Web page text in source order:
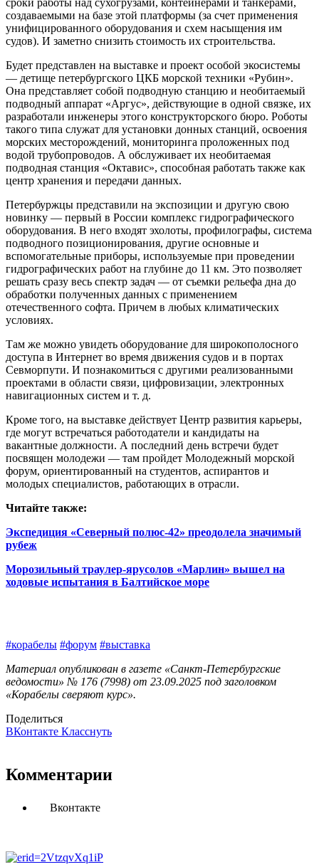
сроки работы над сухогрузами, контейнерами и танкерами,
создаваемыми на базе этой платформы (за счет применения
унифицированного оборудования и схем насыщения им
судов). И заметно снизить стоимость их строительства.
Будет представлен на выставке и проект особой экосистемы
— детище петербургского ЦКБ морской техники «Рубин».
Она представляет собой подводную станцию и необитаемый
подводный аппарат «Аргус», действующие в одной связке, их
разработали инженеры этого конструкторского бюро. Роботы
такого типа служат для установки донных станций, освоения
морских месторождений, мониторинга проложенных под
водой трубопроводов. А обслуживает их необитаемая
подводная станция «Октавис», способная работать также как
центр хранения и передачи данных.
Петербуржцы представили на экспозиции и другую свою
новинку — первый в России комплекс гидрографического
оборудования. В него входят эхолоты, профилографы, система
подвод­ного позиционирования, другие основные и
вспомогательные приборы, используемые при проведении
гидрографических работ на глубине до 11 км. Это позволяет
решать сразу весь спектр задач — от съемки рельефа дна до
обработки полученных данных с применением
отечественного софта. Причем в любых климатических
условиях.
Там же можно увидеть оборудование для широкополосного
доступа в Интернет во время движения судов и в портах
Севморпути. И познакомиться с другими реализованными
проектами в области связи, цифровизации, электронных
навигационных систем и т. д.
Кроме того, на выставке действует Центр развития карьеры,
где могут встречаться работодатели и кандидаты на
вакантные должности. А последний день встречи будет
посвящен молодежи — там пройдет Молодежный морской
форум, ориентированный на студентов, аспирантов и
молодых специалистов, работающих в отрасли.
Читайте также:
Экспедиция «Северный полюс-42» преодолела значимый
рубеж
Морозильный траулер-ярусолов «Марлин» вышел на
ходовые испытания в Балтийское море
#корабелы #форум #выставка
Материал опубликован в газете «Санкт-Петербургские
ведомости» № 176 (7998) от 23.09.2025 под заголовком
«Корабелы сверяют курс».
Поделиться
ВКонтакте Класснуть
Комментарии
Вконтакте